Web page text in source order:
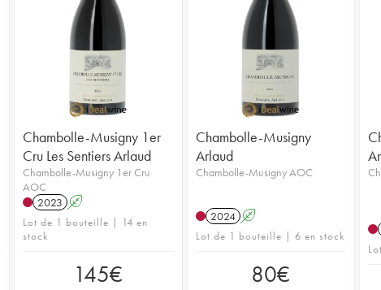
Chambolle-Musigny 1er
Cru Les Sentiers Arlaud
Chambolle-Musigny 1er Cru
AOC
2023 A
Lot de 1 bouteille | 14 en
stock
145€
Chambolle-Musigny
Arlaud
Chambolle-Musigny AOC
2024 A
Lot de 1 bouteille | 6 en stock
80€